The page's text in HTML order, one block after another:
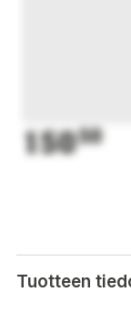
15050
Tuotteen